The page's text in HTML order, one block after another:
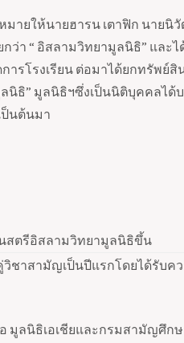
ายให้นายฮารน เตาฟิก นายนิ
กว่า “ อิสลามวิทยามูลนิธิ” และไ
ารโรงเรียน ต่อมาได้ยกทรัพย์
นิธิ” มูลนิธิฯซึ่งเป็นนิติบุคคลได้
ป็นต้นมา
นสตรีอิสลามวิทยามูลนิธิขึ้น
ชาสามัญเป็นปีแรกโดยได้รับค
มูลนิธิเอเชียและกรมสามัญศึก